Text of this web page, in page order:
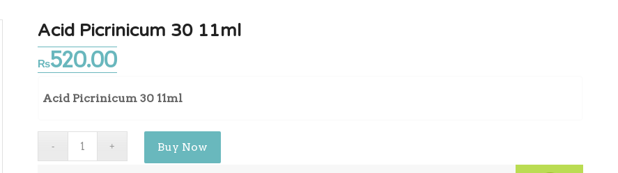
Acid Picrinicum 30 11ml
₨520.00
Acid Picrinicum 30 11ml
Buy Now